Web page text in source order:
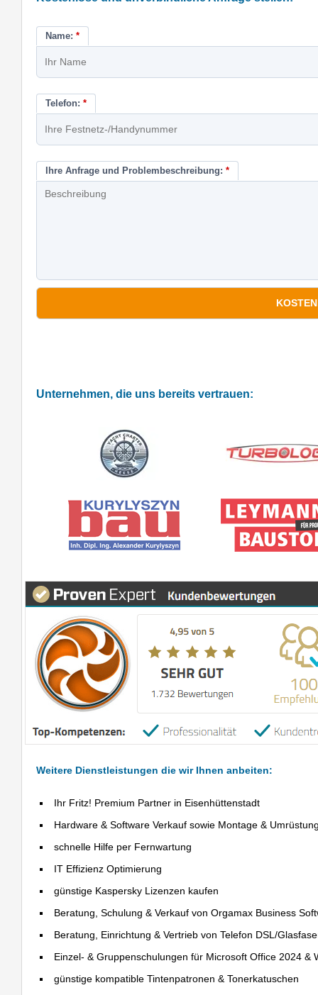
Name: *
Telefon: *
Ihre Anfrage und Problembeschreibung: *
Unternehmen, die uns bereits vertrauen:
Weitere Dienstleistungen die wir Ihnen anbeiten:
Ihr Fritz! Premium Partner in Eisenhüttenstadt
Hardware & Software Verkauf sowie Montage &
schnelle Hilfe per Fernwartung
IT Effizienz Optimierung
günstige Kaspersky Lizenzen kaufen
Beratung, Schulung & Verkauf von Orgamax Business
Beratung, Einrichtung & Vertrieb von Telefon DSL/
Einzel- & Gruppenschulungen für Microsoft Office 2024 &
günstige kompatible Tintenpatronen & Tonerkatuschen